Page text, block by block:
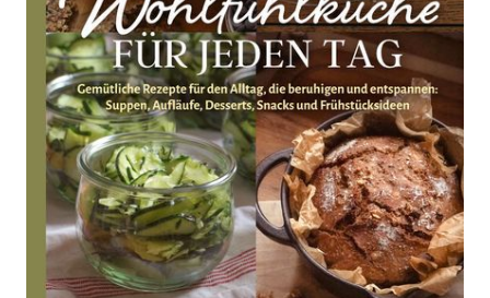
VonSascia Fröhlich
Verlag: Eulogia Verlags
GmbH
14.05.2026
Buch 328 Seiten
Hardcover
ISBN: 978-3-96967652-
3
Inhaltsverzeichnis